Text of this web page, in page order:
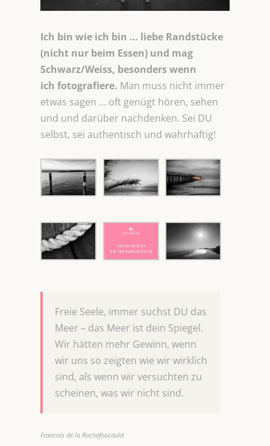
Ich bin wie ich bin … liebe Randstücke
(nicht nur beim Essen) und mag
Schwarz/Weiss, besonders wenn
ichfotografiere. Man muss nicht immer
etwas sagen … oft genügt hören, sehen
und und darüber nachdenken. Sei DU
selbst, sei authentisch und wahrhaftig!
Freie Seele, immer suchst DU das
Meer – das Meer ist dein Spiegel.
Wir hätten mehr Gewinn, wenn
wir uns so zeigten wie wir wirklich
sind, als wenn wir versuchten zu
scheinen, was wir nicht sind.
Francois de la Rochefoucauld